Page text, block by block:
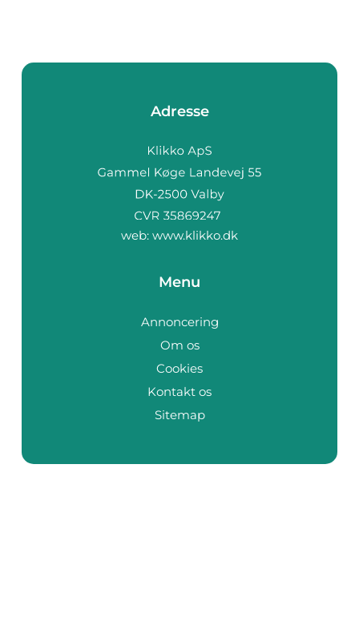
Adresse
web: www.klikko.dk
Menu
Annoncering
Om os
Cookies
Kontakt os
Sitemap